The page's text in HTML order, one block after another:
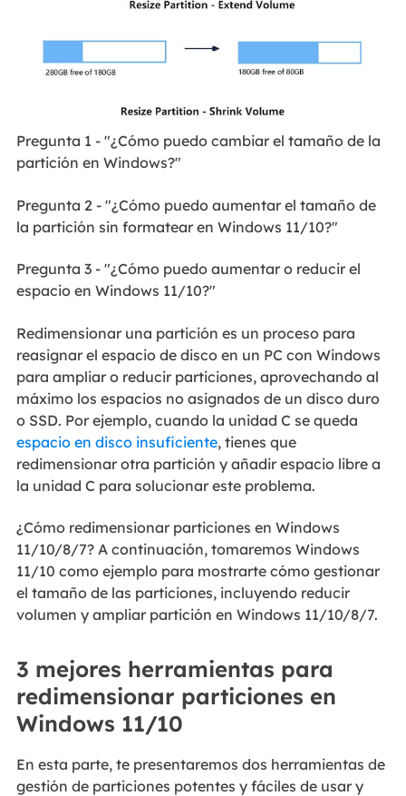
Pregunta 1 - "¿Cómo puedo cambiar el tamaño de la
partición en Windows?"
Pregunta 2 - "¿Cómo puedo aumentar el tamaño de
la partición sin formatear en Windows 11/10?"
Pregunta 3 - "¿Cómo puedo aumentar o reducir el
espacio en Windows 11/10?"
Redimensionar una partición es un proceso para
reasignar el espacio de disco en un PC con Windows
para ampliar o reducir particiones, aprovechando al
máximo los espacios no asignados de un disco duro
o SSD. Por ejemplo, cuando la unidad C se queda
espacio en disco insuficiente, tienes que
redimensionar otra partición y añadir espacio libre a
la unidad C para solucionar este problema.
¿Cómo redimensionar particiones en Windows
11/10/8/7? A continuación, tomaremos Windows
11/10 como ejemplo para mostrarte cómo gestionar
el tamaño de las particiones, incluyendo reducir
volumen y ampliar partición en Windows 11/10/8/7.
3 mejores herramientas para
redimensionar particiones en
Windows 11/10
En esta parte, te presentaremos dos herramientas de
gestión de particiones potentes y fáciles de usar y